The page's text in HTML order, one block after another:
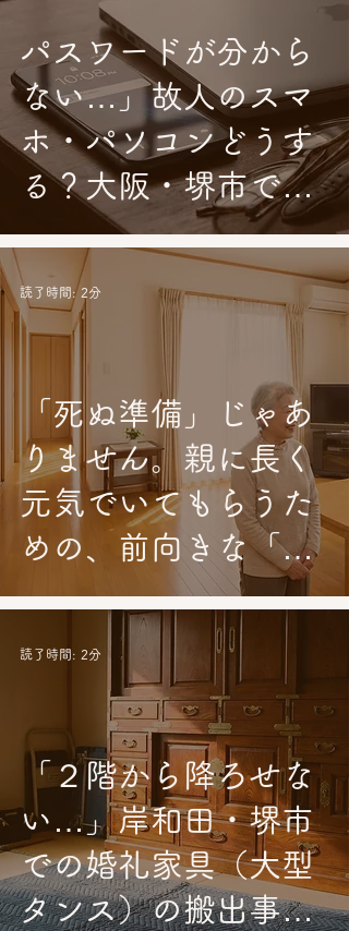
パスワードが分から
ない…」故人のスマ
ホ・パソコンどうす
る？大阪・堺市での
デジタル遺品整理と
データ消去
「死ぬ準備」じゃあ
りません。親に長く
元気でいてもらうた
めの、前向きな「生
前整理」の話。
読了時間: 2分
「２階から降ろせな
い…」岸和田・堺市
での婚礼家具（大型
タンス）の搬出事
読了時間: 2分